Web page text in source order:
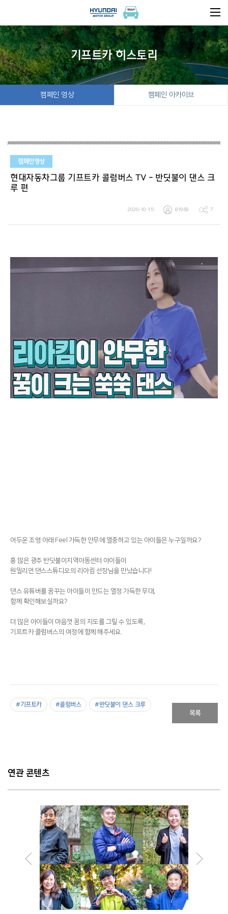
기프트카 히스토리
캠페인 영상 캠페인 아카이브
캠페인영상
현대자동차그룹 기프트카 콜럼버스 TV - 반딧불이 댄스 크
루 편
2020-10-15 81969 7
어두운 조명 아래 Feel 가득한 안무에 열중하고 있는 아이들은 누구일까요?
흥 많은 광주 반딧불이지역아동센터 아이들이
원밀리언 댄스스튜디오의 리아킴 선장님을 만났습니다!
댄스 유튜버를 꿈꾸는 아이들이 만드는 열정 가득한 무대,
함께 확인해보실까요?
더 많은 아이들이 마음껏 꿈의 지도를 그릴 수 있도록,
기프트카 콜럼버스의 여정에 함께 해주세요.
#기프트카 #콜럼버스 #반딧불이 댄스 크루
목록
연관 콘텐츠